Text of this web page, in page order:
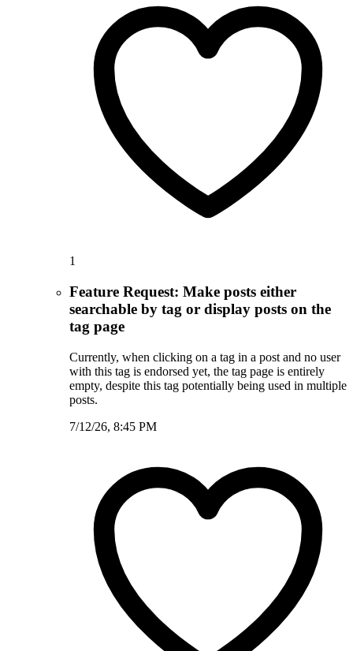
1
Feature Request: Make posts either
searchable by tag or display posts on the
tag page
Currently, when clicking on a tag in a post and no user
with this tag is endorsed yet, the tag page is entirely
empty, despite this tag potentially being used in multiple
posts.
7/12/26, 8:45 PM